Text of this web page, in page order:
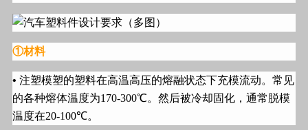
①材料
• 注塑模塑的塑料在高温高压的熔融状态下充模流动。常见
的各种熔体温度为170-300℃。然后被冷却固化，通常脱模
温度在20-100℃。